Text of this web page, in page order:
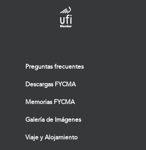
Preguntas frecuentes
Descargas FYCMA
Memorias FYCMA
Galería de Imágenes
Viaje y Alojamiento